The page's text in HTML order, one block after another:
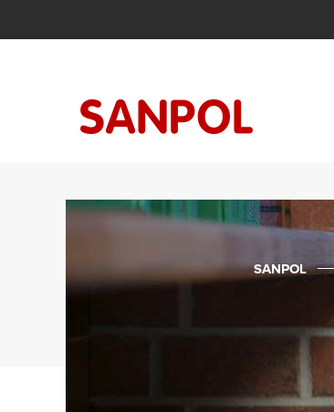
SANPOL